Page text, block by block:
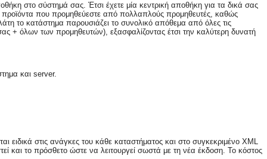
στο σύστημά σας. Έτσι έχετε μία κεντρική αποθήκη για τα δικά σας
προϊόντα που προμηθεύεστε από πολλαπλούς προμηθευτές, καθώς
το κατάστημα παρουσιάζει το συνολικό απόθεμα από όλες τις
+ όλων των προμηθευτών), εξασφαλίζοντας έτσι την καλύτερη δυνατή
και server.
στις ανάγκες του κάθε καταστήματος και στο συγκεκριμένο XML
και το πρόσθετο ώστε να λειτουργεί σωστά με τη νέα έκδοση. Το κόστος